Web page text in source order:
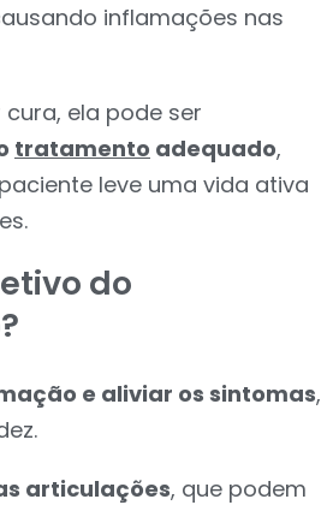
inflamações nas
ela pode ser
tratamento adequado,
leve uma vida ativa
do
e aliviar os sintomas,
articulações, que podem